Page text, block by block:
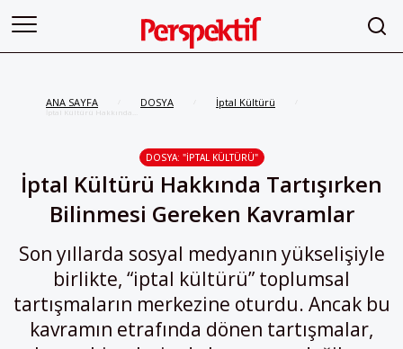
ANA SAYFA DOSYA İptal Kültürü
İptal Kültürü Hakkında
Tartışırken Bilinmesi Gereken
DOSYA: "İPTAL KÜLTÜRÜ"
İptal Kültürü Hakkında Tartışırken
Bilinmesi Gereken Kavramlar
Son yıllarda sosyal medyanın yükselişiyle
birlikte, “iptal kültürü” toplumsal
tartışmaların merkezine oturdu. Ancak bu
kavramın etrafında dönen tartışmalar,